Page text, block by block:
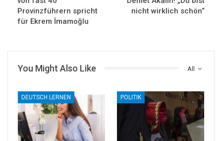
Provinzführern spricht
für Ekrem İmamoğlu
nicht wirklich schön“
All
You Might Also Like
DEUTSCH LERNEN POLITIK